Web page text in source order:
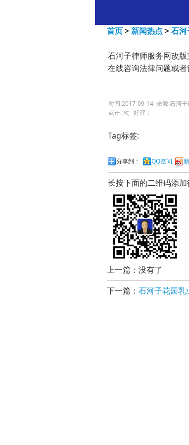
首页>新闻热点 >石
石河子律师服务网改
在线咨询法律问题或
时间:2017-09-14 来源:石河
点击: 次 好评：
Tag标签:
分享到： QQ空间
长按下面的二维码添
上一篇：没有了
下一篇： 石河子花园乳